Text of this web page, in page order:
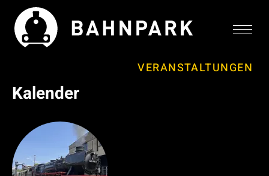
Zum
Zum
Zur
VERANSTALTUNGEN
Kalender